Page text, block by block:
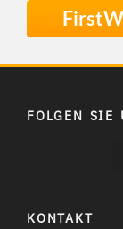
FOLGEN SIE
KONTAKT